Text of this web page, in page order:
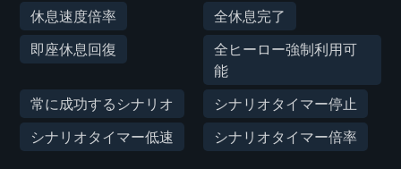
休息速度倍率
全休息完了
即座休息回復
全ヒーロー強制利用可
能
常に成功するシナリオ
シナリオタイマー停止
シナリオタイマー低速
シナリオタイマー倍率